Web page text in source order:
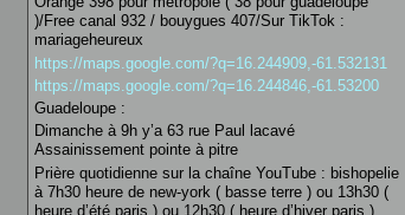
)/Free canal 932 / bouygues 407/Sur TikTok :
mariageheureux
https://maps.google.com/?q=16.244909,-61.532131
https://maps.google.com/?q=16.244846,-61.53200
Guadeloupe :
Dimanche à 9h y’a 63 rue Paul lacavé
Assainissement pointe à pitre
Prière quotidienne sur la chaîne YouTube : bishopelie
à 7h30 heure de new-york ( basse terre ) ou 13h30 (
heure d’été paris ) ou 12h30 ( heure d’hiver paris )